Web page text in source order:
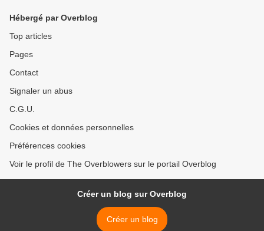
Hébergé par Overblog
Top articles
Pages
Contact
Signaler un abus
C.G.U.
Cookies et données personnelles
Préférences cookies
Voir le profil de The Overblowers sur le portail Overblog
Créer un blog sur Overblog
Créer un blog